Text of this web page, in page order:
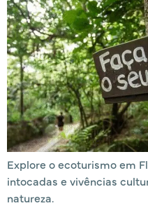
Explore o ecoturismo em
intocadas e vivências
natureza.